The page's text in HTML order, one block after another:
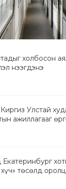
холбосон
нээгдэнэ
Улстай
ажиллагааг
Екатеринбург
төсөлд